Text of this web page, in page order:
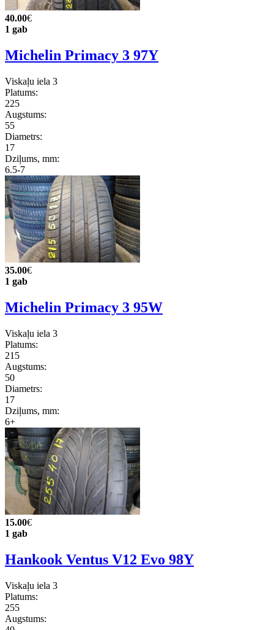
40.00€
1 gab
Michelin Primacy 3 97Y
Viskaļu iela 3
Platums:
225
Augstums:
55
Diametrs:
17
Dziļums, mm:
6.5-7
35.00€
1 gab
Michelin Primacy 3 95W
Viskaļu iela 3
Platums:
215
Augstums:
50
Diametrs:
17
Dziļums, mm:
6+
15.00€
1 gab
Hankook Ventus V12 Evo 98Y
Viskaļu iela 3
Platums:
255
Augstums: